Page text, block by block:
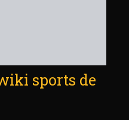
sports de